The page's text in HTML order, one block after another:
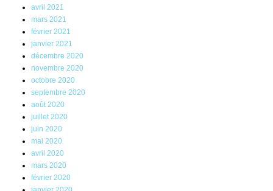
avril 2021
mars 2021
février 2021
janvier 2021
décembre 2020
novembre 2020
octobre 2020
septembre 2020
août 2020
juillet 2020
juin 2020
mai 2020
avril 2020
mars 2020
février 2020